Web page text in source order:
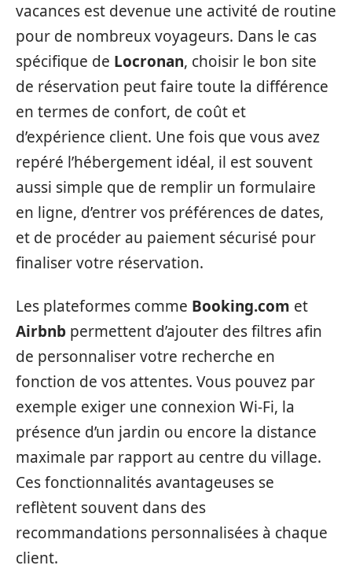
vacances est devenue une activité de routine
pour de nombreux voyageurs. Dans le cas
spécifique de Locronan, choisir le bon site
de réservation peut faire toute la différence
en termes de confort, de coût et
d’expérience client. Une fois que vous avez
repéré l’hébergement idéal, il est souvent
aussi simple que de remplir un formulaire
en ligne, d’entrer vos préférences de dates,
et de procéder au paiement sécurisé pour
finaliser votre réservation.
Les plateformes comme Booking.com et
Airbnb permettent d’ajouter des filtres afin
de personnaliser votre recherche en
fonction de vos attentes. Vous pouvez par
exemple exiger une connexion Wi-Fi, la
présence d’un jardin ou encore la distance
maximale par rapport au centre du village.
Ces fonctionnalités avantageuses se
reflètent souvent dans des
recommandations personnalisées à chaque
client.